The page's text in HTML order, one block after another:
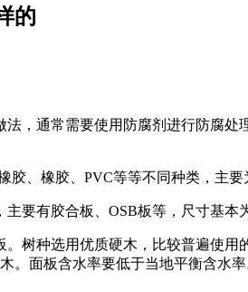
的
，通常需要使用防腐剂进行防腐
胶、橡胶、PVC等等不同种类，主要
要有胶合板、OSB板等，尺寸基本
。树种选用优质硬木，比较普遍使
。面板含水率要低于当地平衡含水